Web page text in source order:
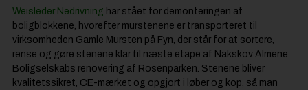
Weisleder Nedrivning har stået for demonteringen af
boligblokkene, hvorefter murstenene er transporteret til
virksomheden Gamle Mursten på Fyn, der står for at sortere,
rense og gøre stenene klar til næste etape af Nakskov Almene
Boligselskabs renovering af Rosenparken. Stenene bliver
kvalitetssikret, CE-mærket og opgjort i løber og kop, så man